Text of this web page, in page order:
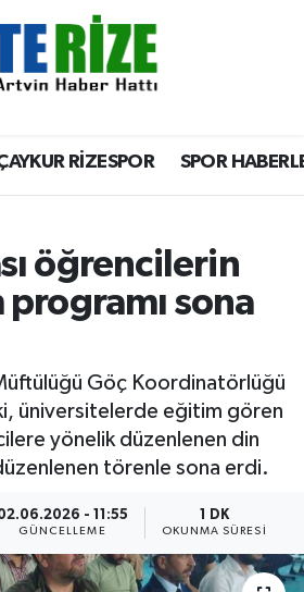
RİZESPOR SPOR
öğrencilerin
sona
Göç Koordinatörlüğü
üniversitelerde eğitim gören
yönelik düzenlenen din
törenle sona erdi.
- 11:55
GÜNCELLEME
1 DK
OKUNMA SÜRESI
Komutanlığı
Eczaneler
Haritası
Durumu ve Fikstür